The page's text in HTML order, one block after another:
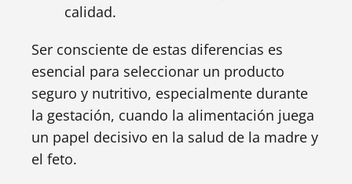
calidad.
Ser consciente de estas diferencias es
esencial para seleccionar un producto
seguro y nutritivo, especialmente durante
la gestación, cuando la alimentación juega
un papel decisivo en la salud de la madre y
el feto.